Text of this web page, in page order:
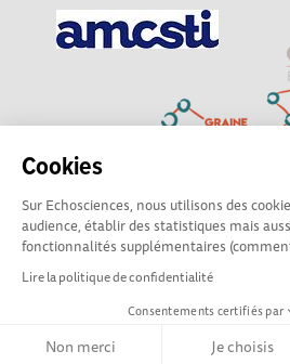
Cookies
Sur Echosciences, nous utilisons des
audience, établir des statistiques mais
fonctionnalités supplémentaires
Lire la politique de confidentialité
Consentements certifiés par
Non merci Je choisis
Explorer, s’exprimer, rentrer en
Hauts-de-France est le réseau
sciences et de technologies du
Mentions légales|Politique de
Ligne éditoriale